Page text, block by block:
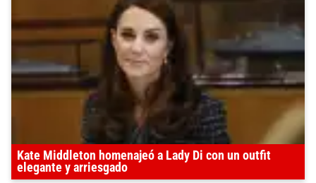
Kate Middleton homenajeó a Lady Di con un outfit
elegante y arriesgado